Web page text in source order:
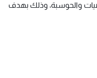
والحوسبة، وذلك بهدف